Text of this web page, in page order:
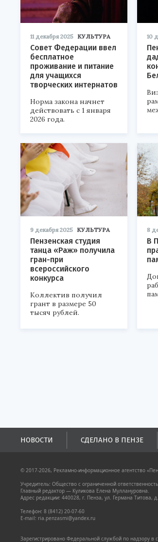
11 декабря 2025 КУЛЬТУРА
Совет Федерации ввел
бесплатное
проживание и питание
для учащихся
творческих интернатов
Норма закона начнет
действовать с 1 января
2026 года.
10
9 декабря 2025 КУЛЬТУРА
Пензенская студия
танца «Раж» получила
гран-при
всероссийского
конкурса
Коллектив получил
грант в размере 50
тысяч рублей.
8
В
НОВОСТИ СДЕЛАНО В ПЕНЗЕ
© 2017-2026, Рекламно-информационное агентство
Учредитель: Общество с ограниченной
Главный редактор — Куликова Елена Муллануровна.
Адрес редакции: 440028, г. Пенза, ул. Германа Титова,
Телефон: 8 (8412) 20-07-60
E-mail: ria.penzasmi@yandex.ru
Зарегистрировано Федеральной службой по надзору